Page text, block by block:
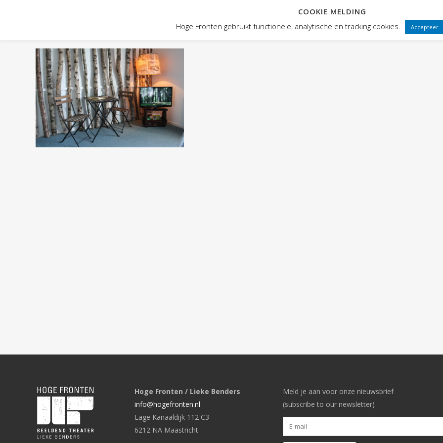
VOORSTELLINGEN PUBLIEKSWERKING
Hoge Fronten / Lieke Benders
info@hogefronten.nl
Lage Kanaaldijk 112 C3
6212 NA Maastricht
Meld je aan voor onze nieuwsbrief
(subscribe to our newsletter)
COOKIE MELDING
Hoge Fronten gebruikt functionele, analytische en tracking cookies.
Accepteer